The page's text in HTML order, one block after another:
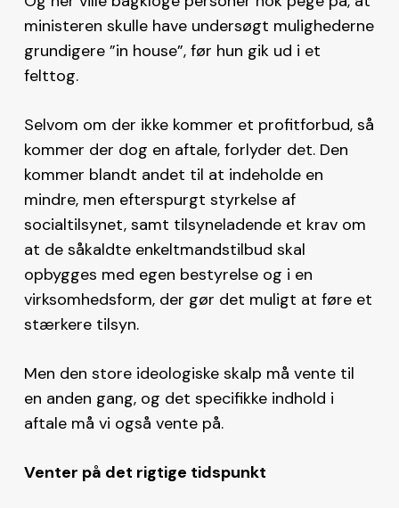
ministeren skulle have undersøgt mulighederne
grundigere ”in house”, før hun gik ud i et
felttog.
Selvom om der ikke kommer et profitforbud, så
kommer der dog en aftale, forlyder det. Den
kommer blandt andet til at indeholde en
mindre, men efterspurgt styrkelse af
socialtilsynet, samt tilsyneladende et krav om
at de såkaldte enkeltmandstilbud skal
opbygges med egen bestyrelse og i en
virksomhedsform, der gør det muligt at føre et
stærkere tilsyn.
Men den store ideologiske skalp må vente til
en anden gang, og det specifikke indhold i
aftale må vi også vente på.
Venter på det rigtige tidspunkt